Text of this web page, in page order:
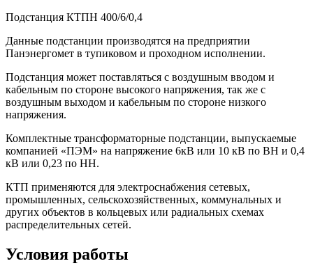
Подстанция КТПН 400/6/0,4
Данные подстанции производятся на предприятии
Панэнергомет в тупиковом и проходном исполнении.
Подстанция может поставляться с воздушным вводом и
кабельным по стороне высокого напряжения, так же с
воздушным выходом и кабельным по стороне низкого
напряжения.
Комплектные трансформаторные подстанции, выпускаемые
компанией «ПЭМ» на напряжение 6кВ или 10 кВ по ВН и 0,4
кВ или 0,23 по НН.
КТП применяются для электроснабжения сетевых,
промышленных, сельскохозяйственных, коммунальных и
других объектов в кольцевых или радиальных схемах
распределительных сетей.
Условия работы